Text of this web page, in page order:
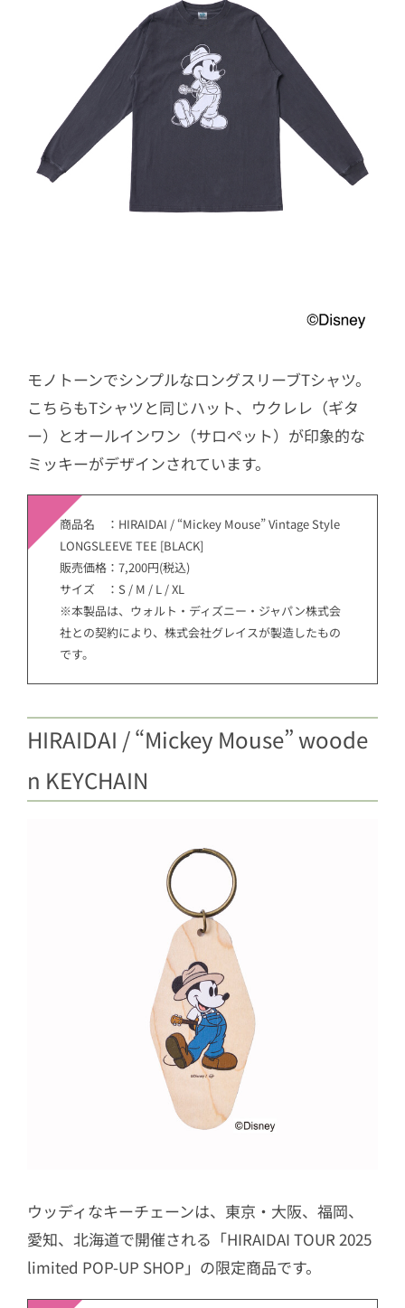
モノトーンでシンプルなロングスリーブTシャツ。
こちらもTシャツと同じハット、ウクレレ（ギタ
ー）とオールインワン（サロペット）が印象的な
ミッキーがデザインされています。
商品名 ：HIRAIDAI / “Mickey Mouse” Vintage Style
LONGSLEEVE TEE [BLACK]
販売価格：7,200円(税込)
サイズ ：S / M / L / XL
※本製品は、ウォルト・ディズニー・ジャパン株式会
社との契約により、株式会社グレイスが製造したもの
です。
HIRAIDAI / “Mickey Mouse” woode
n KEYCHAIN
ウッディなキーチェーンは、東京・大阪、福岡、
愛知、北海道で開催される「HIRAIDAI TOUR 2025
limited POP-UP SHOP」の限定商品です。